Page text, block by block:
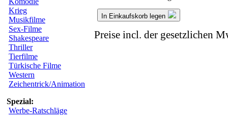
Krieg
Musikfilme
Sex-Filme
Shakespeare
Thriller
Tierfilme
Türkische Filme
Western
Zeichentrick/Animation
Spezial:
Werbe-Ratschläge
In Einkaufskorb legen
Preise incl. der gesetzlichen